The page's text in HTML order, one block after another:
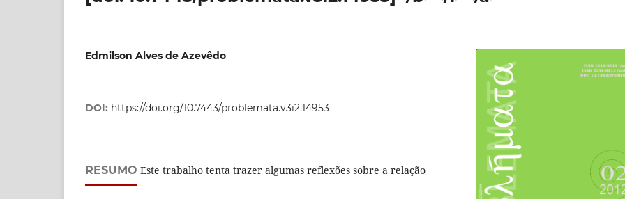
Edmilson Alves de Azevêdo
DOI: https://doi.org/10.7443/problemata.v3i2.14953
RESUMO Este trabalho tenta trazer algumas reflexões sobre a relação